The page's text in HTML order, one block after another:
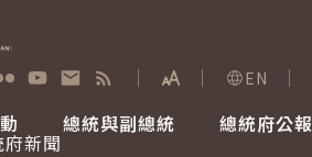
展開字級選單
EN
總統與副總統 總統府公報
新聞